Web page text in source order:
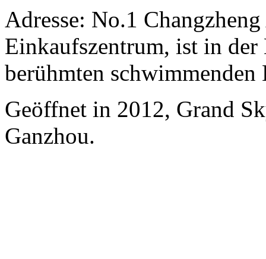
Adresse: No.1
Einkaufszentrum, ist in der
berühmten schwimmenden
Geöffnet in 2012, Grand
Ganzhou.